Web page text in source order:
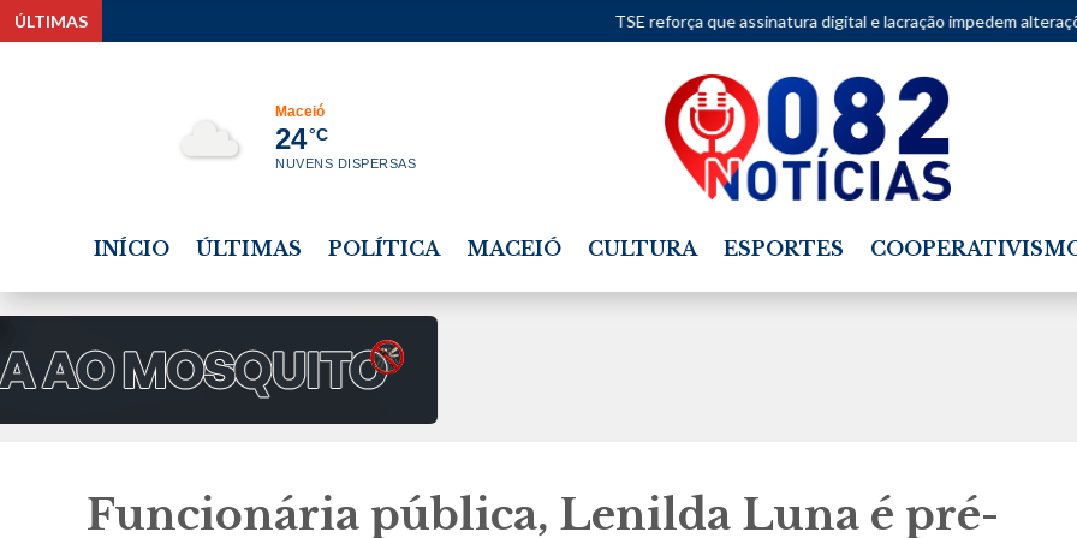
ÚLTIMAS TSE reforça que assinatura digital e lacração impedem alterações nos
Maceió
24°C
NUVENS DISPERSAS
INÍCIO ÚLTIMAS POLÍTICA MACEIÓ CULTURA ESPORTES
Funcionária pública, Lenilda Luna é pré-